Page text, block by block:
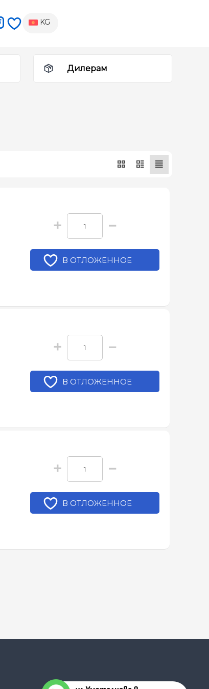
KG
Дилерам
+ −
В ОТЛОЖЕННОЕ
+ −
В ОТЛОЖЕННОЕ
+ −
В ОТЛОЖЕННОЕ